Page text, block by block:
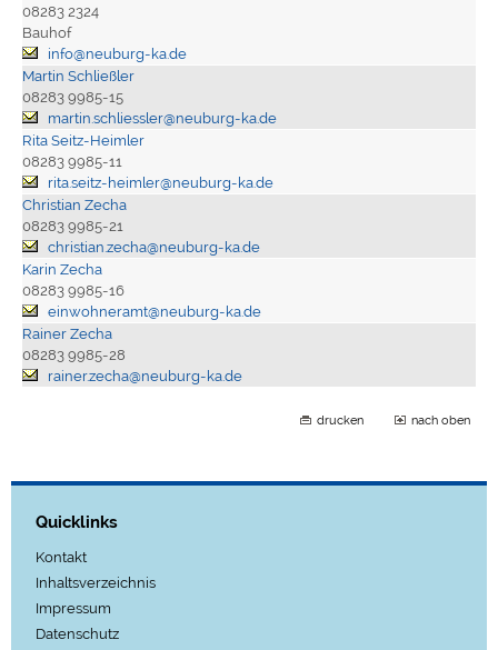
08283 2324
Bauhof
info@neuburg-ka.de
Martin Schließler
08283 9985-15
martin.schliessler@neuburg-ka.de
Rita Seitz-Heimler
08283 9985-11
rita.seitz-heimler@neuburg-ka.de
Christian Zecha
08283 9985-21
christian.zecha@neuburg-ka.de
Karin Zecha
08283 9985-16
einwohneramt@neuburg-ka.de
Rainer Zecha
08283 9985-28
rainer.zecha@neuburg-ka.de
drucken nach oben
Quicklinks
Kontakt
Inhaltsverzeichnis
Impressum
Datenschutz